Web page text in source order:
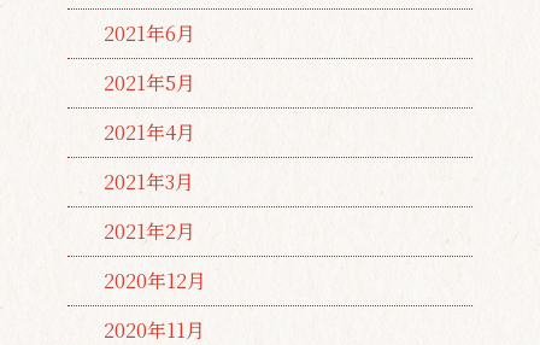
2021年6月
2021年5月
2021年4月
2021年3月
2021年2月
2020年12月
2020年11月